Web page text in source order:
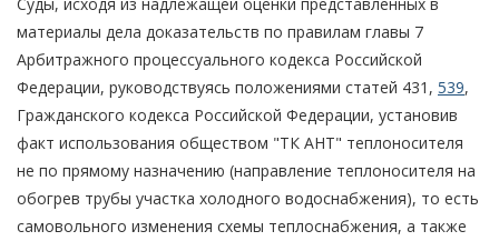
материалы дела доказательств по правилам главы 7
Арбитражного процессуального кодекса Российской
Федерации, руководствуясь положениями статей 431, 539,
Гражданского кодекса Российской Федерации, установив
факт использования обществом "ТК АНТ" теплоносителя
не по прямому назначению (направление теплоносителя на
обогрев трубы участка холодного водоснабжения), то есть
самовольного изменения схемы теплоснабжения, а также